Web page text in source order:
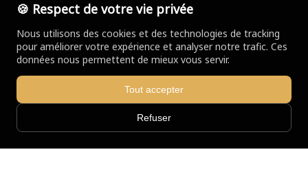
🍪 Respect de votre vie privée
Nous utilisons des cookies et des technologies de tracking
pour améliorer votre expérience et analyser notre trafic. Ces
données nous permettent de mieux vous servir.
Tout accepter
Refuser